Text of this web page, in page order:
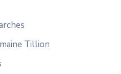
Tillion